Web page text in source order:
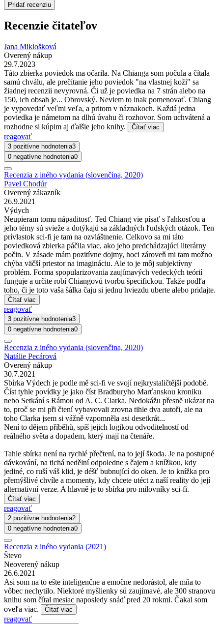
Pridať recenziu
Recenzie čitateľov
Jana Miklošková
Overený nákup
29.7.2023
Táto zbierka poviedok ma očarila. Na Chianga som počula a čítala
samú chválu, ale prečítanie jeho poviedok "na vlastnej koži" sa
žiadnej recenzii nevyrovná. Či už je poviedka na 7 strán alebo na
150, ich obsah je... Obrovský. Neviem to inak pomenovať. Chiang
je vypovedať veľmi veľa, a pritom v náznakoch. Každá jedna
poviedka je námetom na dlhú úvahu či rozhovor. Som uchvátená a
rozhodne si kúpim aj ďalšie jeho knihy.
Čítať viac
reagovať
3 pozitívne hodnotenia3
0 negatívne hodnotenia0
Recenzia z iného vydania (slovenčina, 2020)
Pavel Chodúr
Overený zákazník
26.9.2021
Výdych
Neupieram tomu nápaditosť. Ted Chiang vie písať s ľahkosťou a
jeho témy sú svieže a dotýkajú sa základných ľudských otázok. Ten
prívlastok sci-fi je tam na ozvláštnenie. Celkovo sa mi táto
poviedková zbierka páčila viac, ako jeho predchádzajúci literárny
počin. V zásade mám pozitívne dojmy, hoci zároveň mi tam možno
chýba väčší priestor na imagináciu. Ale to je môj subjektívny
problém. Forma spopularizovania zaujímavých vedeckých teórií
funguje a určite robí Chiangovú tvorbu špecifickou. Takže podľa
toho, či je toto vaša šálka čaju si jednu hviezdu uberte alebo pridajte.
Čítať viac
reagovať
3 pozitívne hodnotenia3
0 negatívne hodnotenia0
Recenzia z iného vydania (slovenčina, 2020)
Natálie Pecárová
Overený nákup
30.7.2021
Sbírka Výdech je podle mě sci-fi ve svojí nejkrystaličtější podobě.
Číst tyhle povídky je jako číst Bradburyho Marťanskou kroniku
nebo Setkání s Rámou od A. C. Clarka. Nedokážu přesně ukázat na
to, proč se mi při čtení vybavovali zrovna tihle dva autoři, ale na
toho Clarka jsem si vážně vzpomněla asi desetkrát...
Není to dějem příběhů, spíš jejich logikou odvoditelností od
reálného světa a dopadem, který mají na čtenáře.
Tahle sbírka není na rychlé přečtení, na to její škoda. Je na postupné
dávkování, na tichá nedělní odpoledne s čajem a knížkou, kdy
jediné, co ruší váš klid, je déšť bubnující do oken. Je to knížka pro
přemýšlivé chvíle a momenty, kdy chcete utéct z naší reality do její
alternativní verze. A hlavně je to sbírka pro milovníky sci-fi.
Čítať viac
reagovať
2 pozitívne hodnotenia2
0 negatívne hodnotenia0
Recenzia z iného vydania (2021)
Števo
Neoverený nákup
26.6.2021
Asi som na to ešte inteligenčne a emočne nedorástol, ale mňa to
vôbec nechytilo. Niektoré myšlienky sú zaujímavé, ale 300 stranovu
knihu som čítal mesiac naposledy snáď pred 20 rokmi. Čakal som
oveľa viac.
Čítať viac
reagovať